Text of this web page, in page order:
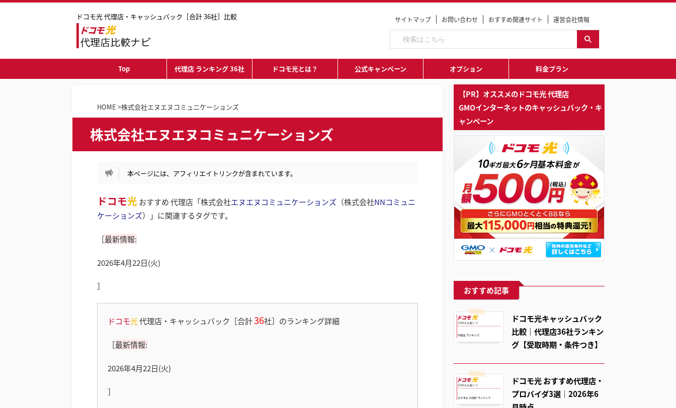
ドコモ光 代理店・キャッシュバック［合計 36社］比較 サイトマップ お問い合わせ おすすめ関連サイト 運営会社情報
Top 代理店 ランキング 36社 ドコモ光とは？ 公式キャンペーン オプション 料金プラン
HOME >株式会社エヌエヌコミュニケーションズ
株式会社エヌエヌコミュニケーションズ
本ページには、アフィリエイトリンクが含まれています。
ドコモ光 おすすめ 代理店「株式会社エヌエヌコミュニケーションズ （株式会社NNコミュニ
ケーションズ）」に関連するタグです。
［最新情報:
2026年4月22日(火)
］
ドコモ光代理店・キャッシュバック［合計36社］のランキング詳細
［最新情報:
2026年4月22日(火)
］
【PR】オススメのドコモ光 代理店
GMOインターネットのキャッシュバック・キ
ャンペーン
おすすめ記事
ドコモ光キャッシュバック
比較｜代理店36社ランキン
グ【受取時期・条件つき】
ドコモ光 おすすめ代理店・
プロバイダ3選｜2026年6